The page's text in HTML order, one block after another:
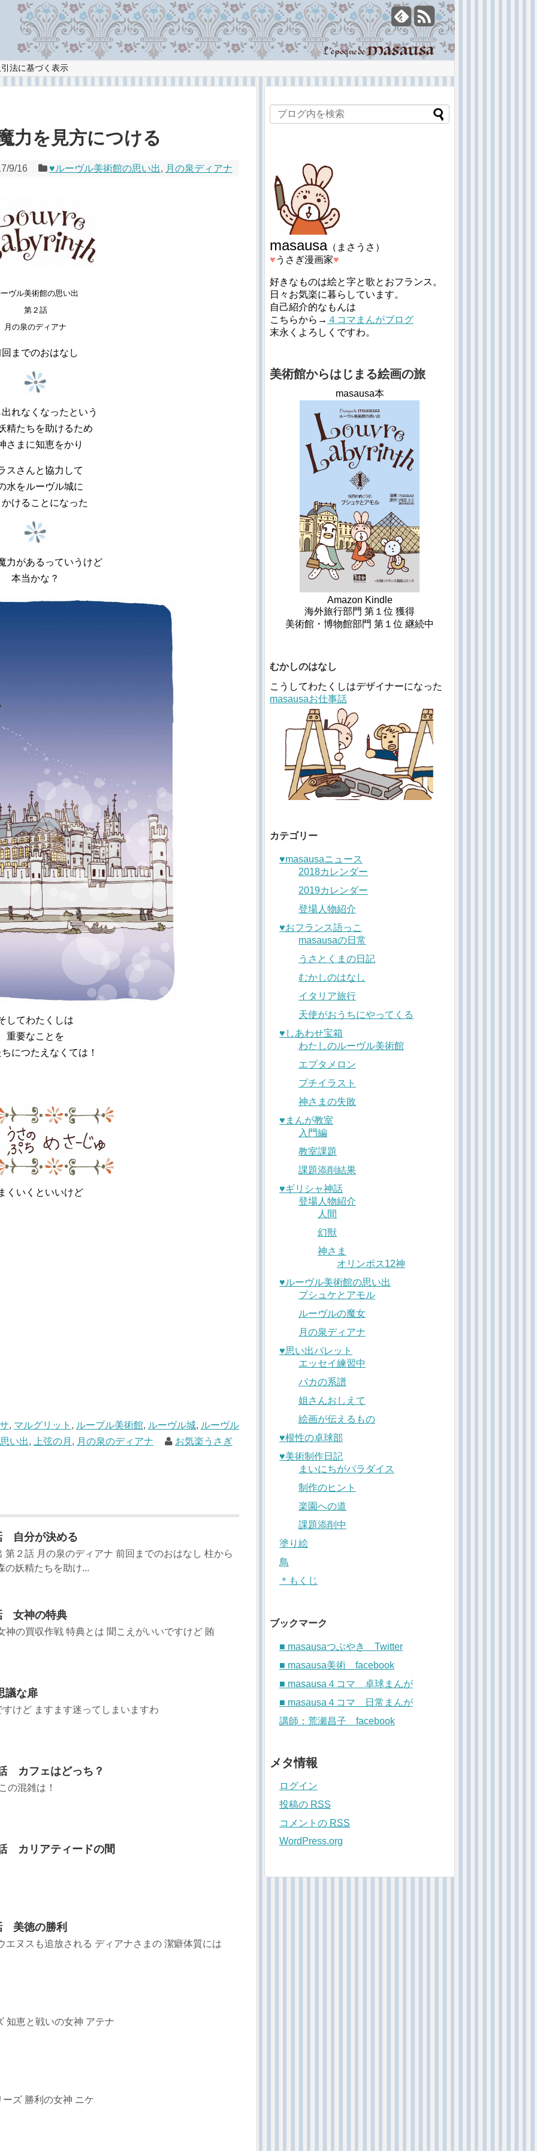
法に基づく表示
力を見方につける
9/16 ♥︎ルーヴル美術館の思い出, 月の泉ディアナ
ヴル美術館の思い出
第２話
月の泉のディアナ
までのおはなし
れなくなったという
精たちを助けるため
さまに知恵をかり
スさんと協力して
水をルーヴル城に
けることになった
力があるっていうけど
本当かな？
してわたくしは
重要なことを
につたえなくては！
くいくといいけど
, マルグリット , ルーブル美術館, ルーヴル城, ルーヴル
い出, 上弦の月 , 月の泉のディアナ お気楽うさぎ
自分が決める
第２話 月の泉のディアナ 前回までのおはなし 柱から
の妖精たちを助け...
女神の特典
神の買収作戦 特典とは 聞こえがいいですけど 賄
議な扉
けど ますます迷ってしまいますわ
カフェはどっち？
の混雑は！
カリアティードの間
美徳の勝利
エヌスも追放される ディアナさまの 潔癖体質には
知恵と戦いの女神 アテナ
ズ 勝利の女神 ニケ
masausa（まさうさ）
♥︎ うさぎ漫画家♥︎
好きなものは絵と字と歌とおフランス。
日々お気楽に暮らしています。
自己紹介的なもんは
こちらから→ ４コマまんがブログ
末永くよろしくですわ。
美術館からはじまる絵画の旅
masausa本
Amazon Kindle
海外旅行部門 第１位 獲得
美術館・博物館部門 第１位 継続中
むかしのはなし
こうしてわたくしはデザイナーになった
masausaお仕事話
カテゴリー
♥︎masausaニュース
2018カレンダー
2019カレンダー
登場人物紹介
♥︎おフランス語っこ
masausaの日常
うさとくまの日記
むかしのはなし
イタリア旅行
天使がおうちにやってくる
♥︎しあわせ宝箱
わたしのルーヴル美術館
エプタメロン
プチイラスト
神さまの失敗
♥︎まんが教室
入門編
教室課題
課題添削結果
♥︎ギリシャ神話
登場人物紹介
人間
幻獣
神さま
オリンポス12神
♥︎ルーヴル美術館の思い出
プシュケとアモル
ルーヴルの魔女
月の泉ディアナ
♥︎思い出パレット
エッセイ練習中
バカの系譜
姐さんおしえて
絵画が伝えるもの
♥︎根性の卓球部
♥︎美術制作日記
まいにちがパラダイス
制作のヒント
楽園への道
課題添削中
塗り絵
鳥
＊もくじ
ブックマーク
■ masausaつぶやき Twitter
■ masausa美術 facebook
■ masausa４コマ 卓球まんが
■ masausa４コマ 日常まんが
講師：荒瀬昌子 facebook
メタ情報
ログイン
投稿の RSS
コメントの RSS
WordPress.org